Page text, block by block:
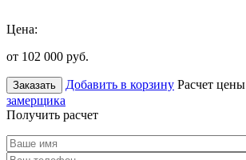
Цена:
от 102 000 руб.
Заказать Добавить в корзину Расчет цены
замерщика
Получить расчет